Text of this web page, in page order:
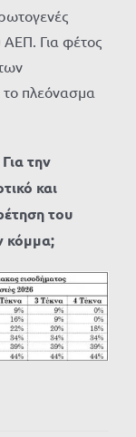
Για φέτος
πλεόνασμα
την
και
του
κόμμα;